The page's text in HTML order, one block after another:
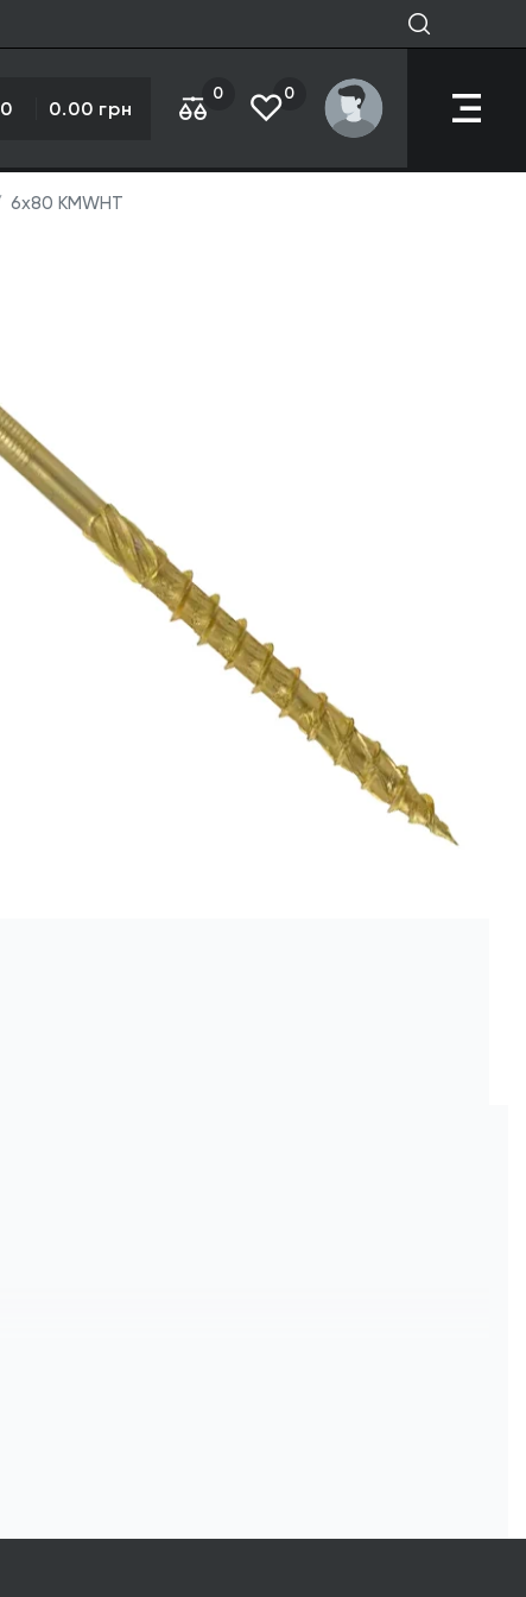
0 0.00 грн
0 0
6х80 KMWHT